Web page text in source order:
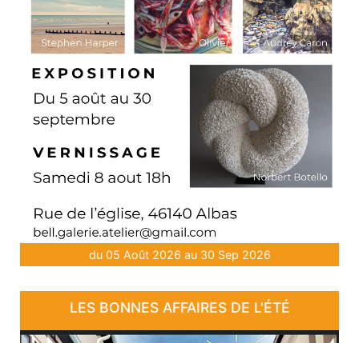
du 05 Août 2026 au 30 Sep 2026
LES BONNES AFFAIRES DE L'ÉTÉ